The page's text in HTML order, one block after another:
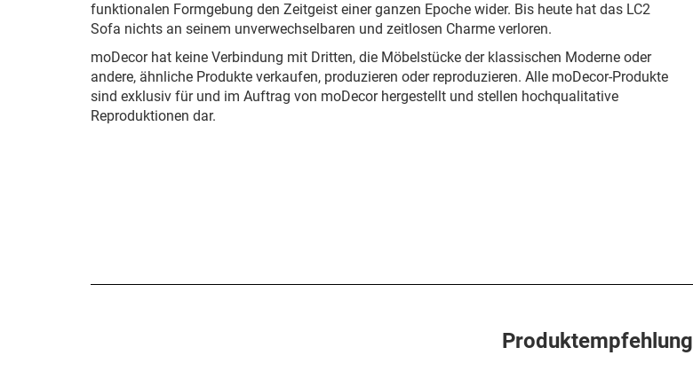
funktionalen Formgebung den Zeitgeist einer ganzen Epoche wider. Bis heute hat das LC2
Sofa nichts an seinem unverwechselbaren und zeitlosen Charme verloren.
moDecor hat keine Verbindung mit Dritten, die Möbelstücke der klassischen Moderne oder
andere, ähnliche Produkte verkaufen, produzieren oder reproduzieren. Alle moDecor-Produkte
sind exklusiv für und im Auftrag von moDecor hergestellt und stellen hochqualitative
Reproduktionen dar.
Produktempfehlung